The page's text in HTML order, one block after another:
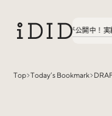
実績の話
Top Today’s Bookmark